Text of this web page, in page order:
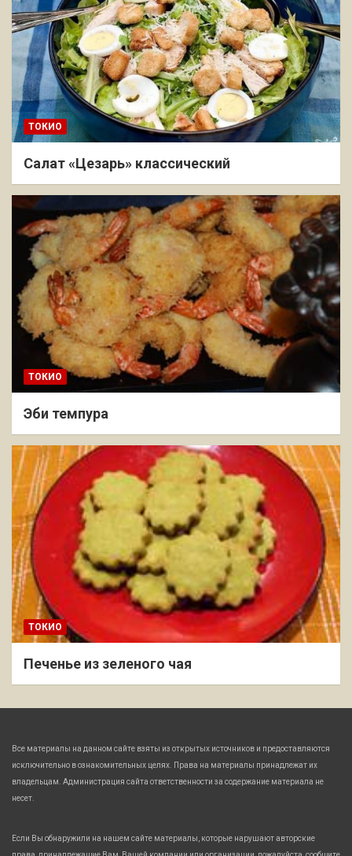
ТОКИО
Салат «Цезарь» классический
ТОКИО
Эби темпура
ТОКИО
Печенье из зеленого чая
Все материалы на данном сайте взяты из открытых источников и предоставляются
исключительно в ознакомительных целях. Права на материалы принадлежат их
владельцам. Администрация сайта ответственности за содержание материала не
несет.
Если Вы обнаружили на нашем сайте материалы, которые нарушают авторские